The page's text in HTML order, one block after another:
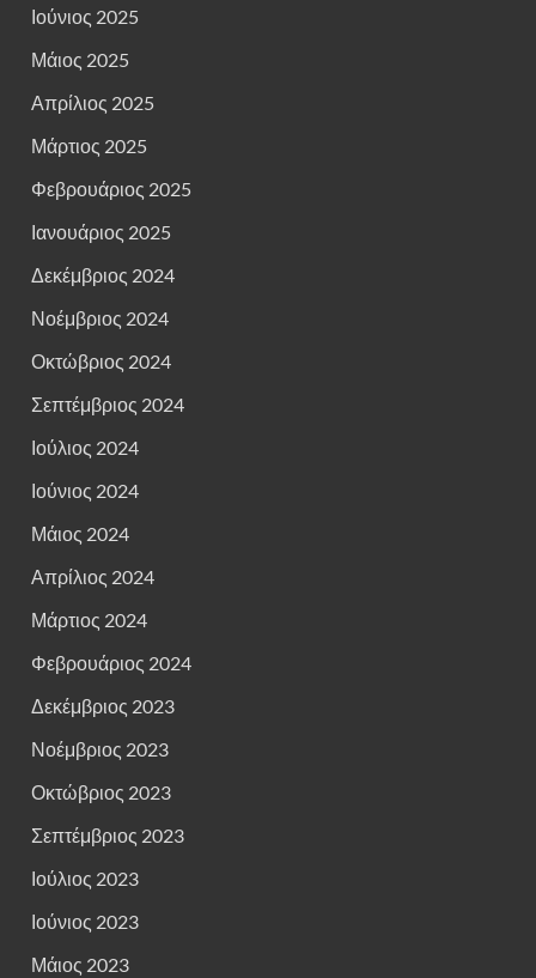
Ιούνιος 2025
Μάιος 2025
Απρίλιος 2025
Μάρτιος 2025
Φεβρουάριος 2025
Ιανουάριος 2025
Δεκέμβριος 2024
Νοέμβριος 2024
Οκτώβριος 2024
Σεπτέμβριος 2024
Ιούλιος 2024
Ιούνιος 2024
Μάιος 2024
Απρίλιος 2024
Μάρτιος 2024
Φεβρουάριος 2024
Δεκέμβριος 2023
Νοέμβριος 2023
Οκτώβριος 2023
Σεπτέμβριος 2023
Ιούλιος 2023
Ιούνιος 2023
Μάιος 2023